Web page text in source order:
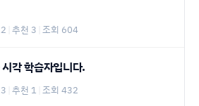
추천 3 조회 604
각 학습자입니다.
추천 1 조회 432